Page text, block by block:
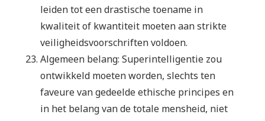
leiden tot een drastische toename in
kwaliteit of kwantiteit moeten aan strikte
veiligheidsvoorschriften voldoen.
Algemeen belang: Superintelligentie zou
ontwikkeld moeten worden, slechts ten
faveure van gedeelde ethische principes en
in het belang van de totale mensheid, niet